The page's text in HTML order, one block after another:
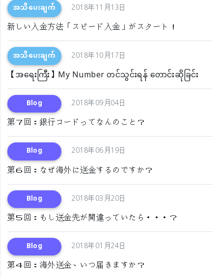
အသိပေးချက် 2018年11月13日
新しい入金方法「スピード入金」がスタート！
အသိပေးချက် 2018年10月17日
【အရေးကြီး】My Number တင်သွင်းရန် တောင်းဆိုခြင်း
Blog 2018年09月04日
第７回：銀行コードってなんのこと？
Blog 2018年06月19日
第６回：なぜ海外に送金するのですか？
Blog 2018年03月20日
第５回：もし送金先が間違っていたら・・・？
Blog 2018年01月24日
第４回：海外送金、いつ届きますか？